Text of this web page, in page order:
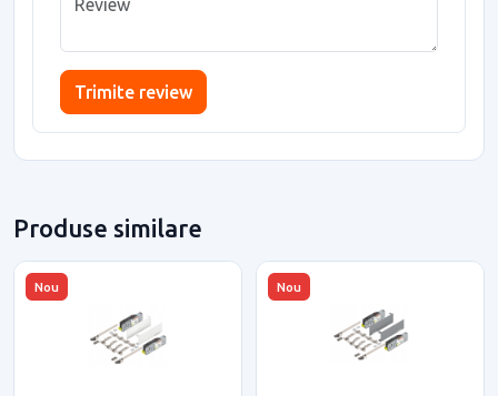
Trimite review
Produse similare
Nou Nou